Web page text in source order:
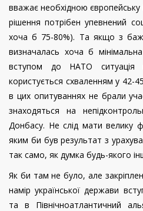
вважає необхідною європейську
рішення потрібен упевнений
хоча б 75-80%). Та якщо з
визначалась хоча б
вступом до НАТО ситуація
користується схваленням у 42-
в цих опитуваннях не брали
знаходяться на
Донбасу. Не слід мати велику
яким би був результат з
так само, як думка будь-якого
Як би там не було, але
намір української держави
та в Північноатлантичний